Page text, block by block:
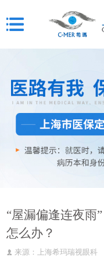
“屋漏偏逢连夜雨
怎么办？
来源：上海希玛瑞视眼科